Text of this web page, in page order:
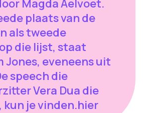
Magda Aelvoet.
plaats van de
als tweede
die lijst, staat
Jones, eveneens uit
speech die
Vera Dua die
kun je vinden.hier